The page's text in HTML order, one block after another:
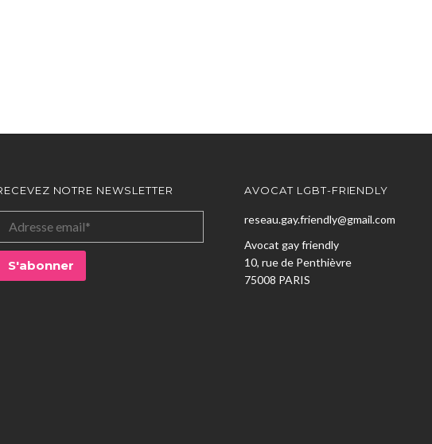
NOTRE NEWSLETTER AVOCAT LGBT-FRIENDLY
reseau.gay.friendly@gmail.com
Avocat gay friendly
10, rue de Penthièvre
75008 PARIS